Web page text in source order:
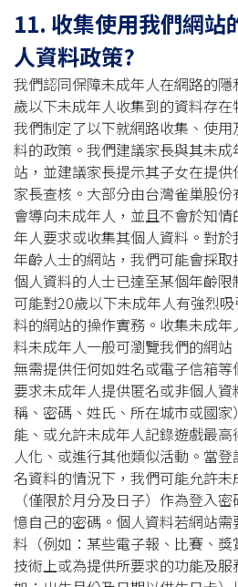
11. 收集使用我們網站
人資料政策?
我們認同保障未成年人在網路的
歲以下未成年人收集到的資料存在
我們制定了以下就網路收集、使
料的政策。我們建議家長與其未
站，並建議家長提示其子女在提
家長查核。大部分由台灣雀巢股
會導向未成年人，並且不會於知
年人要求或收集其個人資料。對
年齡人士的網站，我們可能會採
個人資料的人士已達至某個年齡
可能對20歲以下未成年人有強烈
料的網站的操作實務。收集未成
料未成年人一般可瀏覽我們的網
無需提供任何如姓名或電子信箱
要求未成年人提供匿名或非個人
稱、密碼、姓氏、所在城市或國
能、或允許未成年人記錄遊戲最
人化、或進行其他類似活動。當
名資料的情況下，我們可能允許
（僅限於月分及日子）作為登入
憶自己的密碼。個人資料若網站
料（例如：某些電子報、比賽、
技術上或為提供所要求的功能及